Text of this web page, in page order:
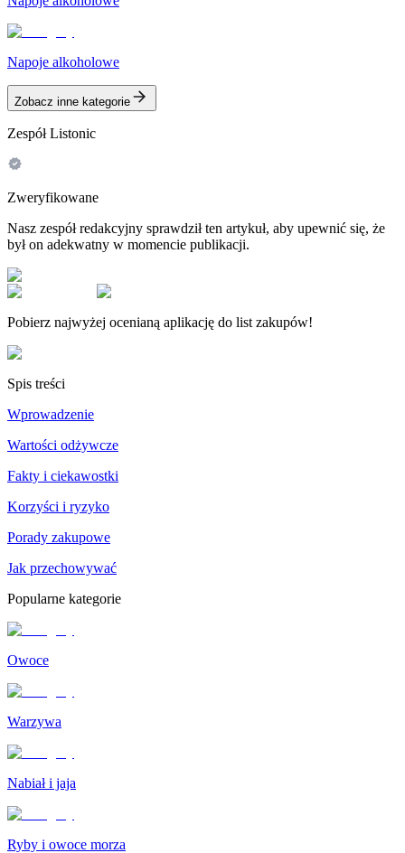
Napoje alkoholowe
Zobacz inne kategorie
Zespół Listonic
Zweryfikowane
Nasz zespół redakcyjny sprawdził ten artykuł, aby upewnić się, że
był on adekwatny w momencie publikacji.
Pobierz najwyżej ocenianą aplikację do list zakupów!
Spis treści
Wprowadzenie
Wartości odżywcze
Fakty i ciekawostki
Korzyści i ryzyko
Porady zakupowe
Jak przechowywać
Popularne kategorie
Owoce
Warzywa
Nabiał i jaja
Ryby i owoce morza